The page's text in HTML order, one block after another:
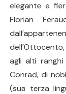
elegante e
Florian
agli alti
Conrad, di
(sua terza